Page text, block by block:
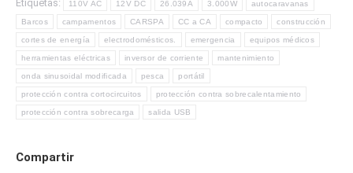
a
corriente
alterna
Entrada
Etiquetas:
110V AC 12V DC 26.039A 3.000W autocaravanas
Barcos campamentos CARSPA CC a CA compacto construcción
cortes de energía electrodomésticos. emergencia equipos médicos
herramientas eléctricas inversor de corriente mantenimiento
onda sinusoidal modificada pesca portátil
protección contra cortocircuitos protección contra sobrecalentamiento
protección contra sobrecarga salida USB
Compartir